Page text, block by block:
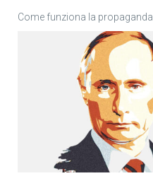
Come funziona la